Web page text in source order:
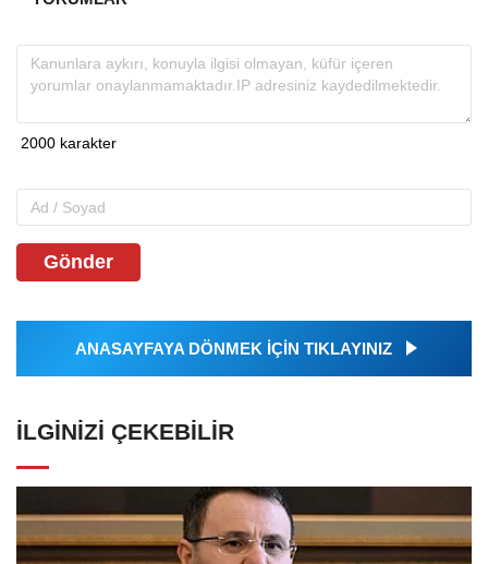
Gönder
ANASAYFAYA DÖNMEK İÇİN TIKLAYINIZ
İLGINIZI ÇEKEBILIR